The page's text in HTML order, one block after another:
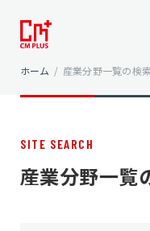
ホーム / 産業分野一覧の検
SITE SEARCH
産業分野一覧